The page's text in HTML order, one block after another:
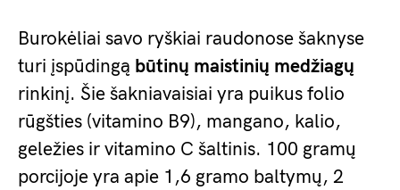
Burokėliai savo ryškiai raudonose šaknyse
turi įspūdingą būtinų maistinių medžiagų
rinkinį. Šie šakniavaisiai yra puikus folio
rūgšties (vitamino B9), mangano, kalio,
geležies ir vitamino C šaltinis. 100 gramų
porcijoje yra apie 1,6 gramo baltymų, 2